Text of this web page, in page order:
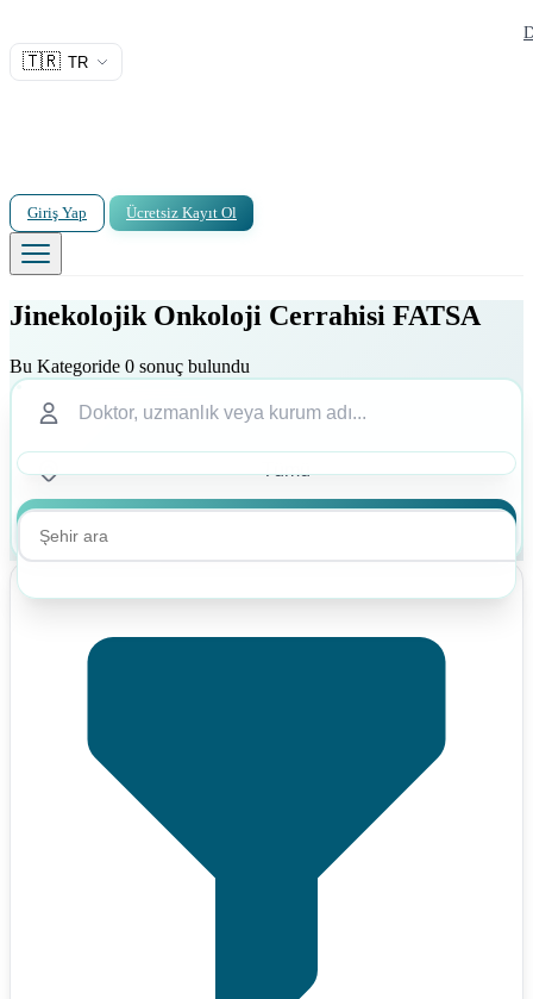
🇹🇷 TR
Giriş Yap Ücretsiz Kayıt Ol
Jinekolojik Onkoloji Cerrahisi FATSA
Bu Kategoride 0 sonuç bulundu